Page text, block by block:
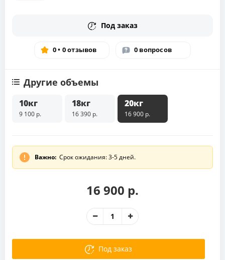
Под заказ
0 • 0 отзывов 0 вопросов
Другие объемы
10кг
9 100 р.
18кг
16 390 р.
20кг
16 900 р.
Важно: Срок ожидания: 3-5 дней.
16 900 р.
Под заказ